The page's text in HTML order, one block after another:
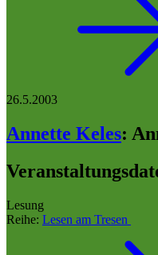
26.5.2003
Annette Keles:
Lesung
Reihe: Lesen am Tresen